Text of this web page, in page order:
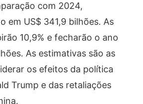
com 2024,
em US$ 341,9 bilhões. As
10,9% e fecharão o ano
As estimativas são as
os efeitos da política
Trump e das retaliações